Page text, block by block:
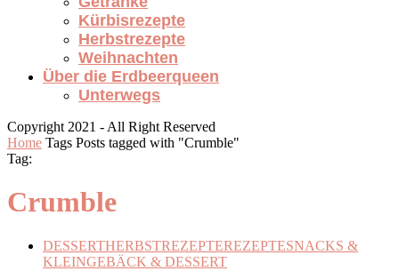
Kürbisrezepte
Herbstrezepte
Weihnachten
Über die Erdbeerqueen
Unterwegs
Copyright 2021 - All Right Reserved
Home Tags Posts tagged with "Crumble"
Tag:
Crumble
DESSERTHERBSTREZEPTEREZEPTESNACKS &
KLEINGEBÄCK & DESSERT